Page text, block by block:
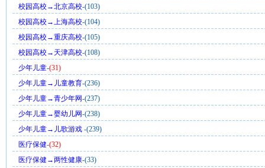
校园高校→北京高校-(103)
校园高校→上海高校-(104)
校园高校→重庆高校-(105)
校园高校→天津高校-(108)
少年儿童-(31)
少年儿童→儿童教育-(236)
少年儿童→青少年网-(237)
少年儿童→婴幼儿网-(238)
少年儿童→儿歌游戏 -(239)
医疗保健-(32)
医疗保健→两性健康-(33)